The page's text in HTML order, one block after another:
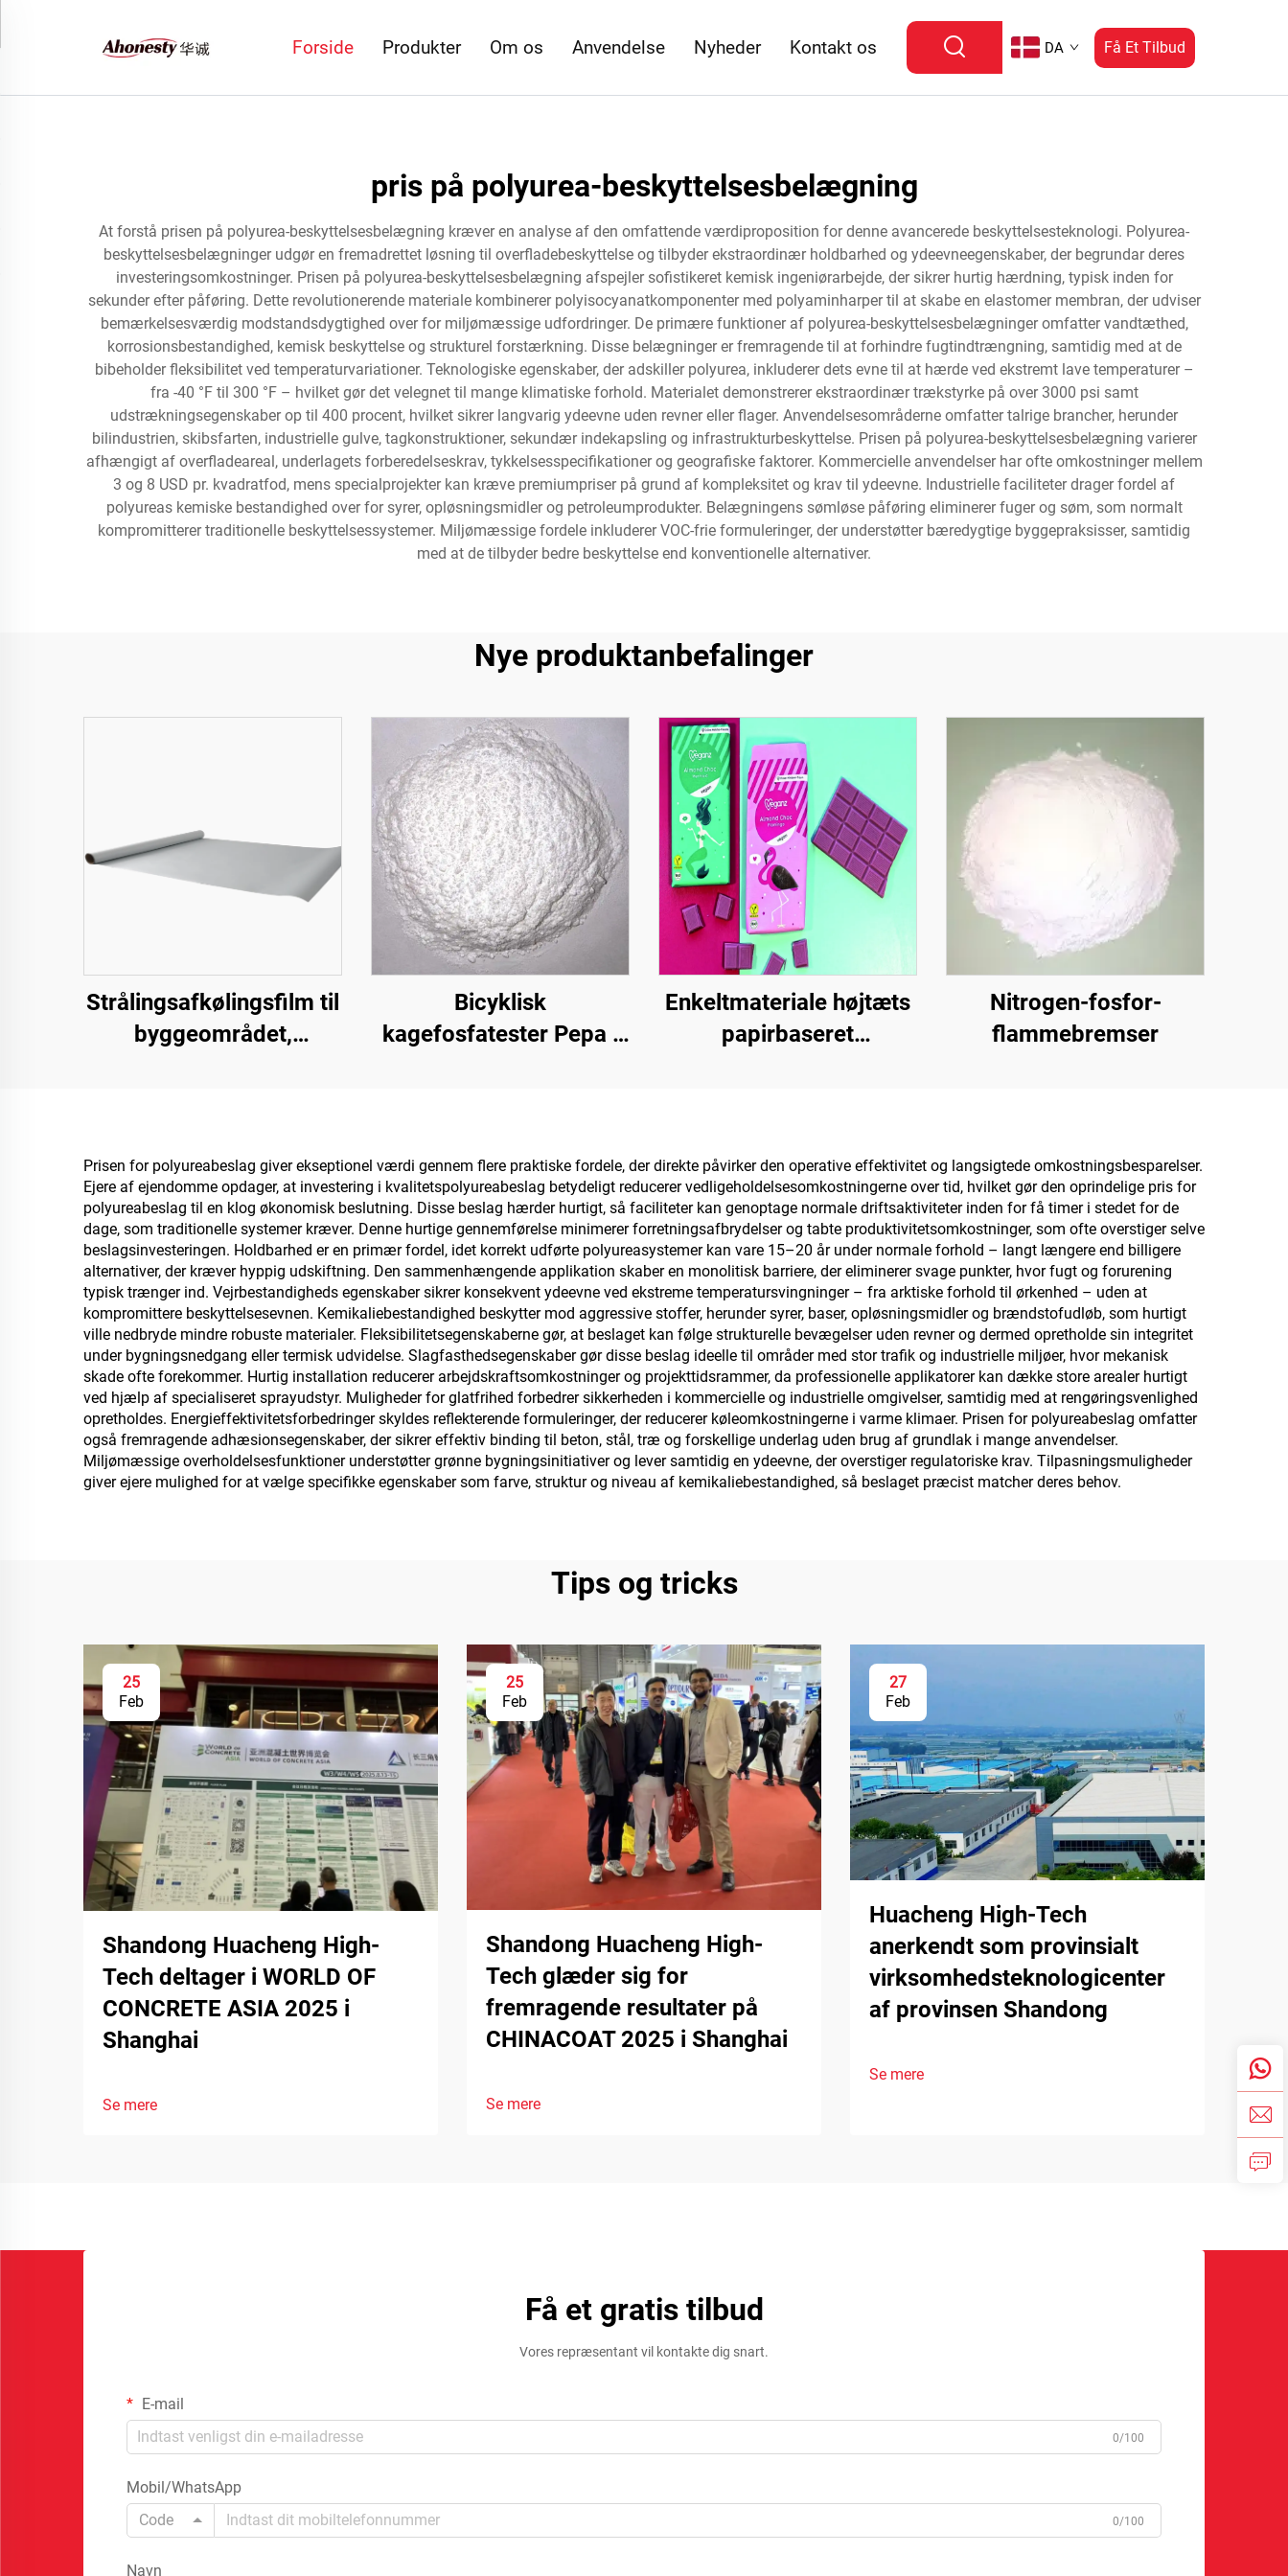
Forside Produkter Om os Anvendelse Nyheder Kontakt os DA Få Et Tilbud
pris på polyurea-beskyttelsesbelægning
At forstå prisen på polyurea-beskyttelsesbelægning kræver en analyse af den omfattende værdiproposition for denne avancerede beskyttelsesteknologi. Polyurea-
beskyttelsesbelægninger udgør en fremadrettet løsning til overfladebeskyttelse og tilbyder ekstraordinær holdbarhed og ydeevneegenskaber, der begrundar deres
investeringsomkostninger. Prisen på polyurea-beskyttelsesbelægning afspejler sofistikeret kemisk ingeniørarbejde, der sikrer hurtig hærdning, typisk inden for
sekunder efter påføring. Dette revolutionerende materiale kombinerer polyisocyanatkomponenter med polyaminharper til at skabe en elastomer membran, der udviser
bemærkelsesværdig modstandsdygtighed over for miljømæssige udfordringer. De primære funktioner af polyurea-beskyttelsesbelægninger omfatter vandtæthed,
korrosionsbestandighed, kemisk beskyttelse og strukturel forstærkning. Disse belægninger er fremragende til at forhindre fugtindtrængning, samtidig med at de
bibeholder fleksibilitet ved temperaturvariationer. Teknologiske egenskaber, der adskiller polyurea, inkluderer dets evne til at hærde ved ekstremt lave temperaturer –
fra -40 °F til 300 °F – hvilket gør det velegnet til mange klimatiske forhold. Materialet demonstrerer ekstraordinær trækstyrke på over 3000 psi samt
udstrækningsegenskaber op til 400 procent, hvilket sikrer langvarig ydeevne uden revner eller flager. Anvendelsesområderne omfatter talrige brancher, herunder
bilindustrien, skibsfarten, industrielle gulve, tagkonstruktioner, sekundær indekapsling og infrastrukturbeskyttelse. Prisen på polyurea-beskyttelsesbelægning varierer
afhængigt af overfladeareal, underlagets forberedelseskrav, tykkelsesspecifikationer og geografiske faktorer. Kommercielle anvendelser har ofte omkostninger mellem
3 og 8 USD pr. kvadratfod, mens specialprojekter kan kræve premiumpriser på grund af kompleksitet og krav til ydeevne. Industrielle faciliteter drager fordel af
polyureas kemiske bestandighed over for syrer, opløsningsmidler og petroleumprodukter. Belægningens sømløse påføring eliminerer fuger og søm, som normalt
kompromitterer traditionelle beskyttelsessystemer. Miljømæssige fordele inkluderer VOC-frie formuleringer, der understøtter bæredygtige byggepraksisser, samtidig
med at de tilbyder bedre beskyttelse end konventionelle alternativer.
Nye produktanbefalinger
Strålingsafkølingsfilm til
byggeområdet,
olietanke, korndepoter,
transport- og udendørs
faciliteter samt nye
livsstilsanvendelser
Bicyklisk
kagefosfatester Pepa |
Enkeltmateriale højtæts
papirbaseret
kaffe, nødder,
chokolade, bagværk og
krydderier
Nitrogen-fosfor-
flammebremser
Prisen for polyureabeslag giver ekseptionel værdi gennem flere praktiske fordele, der direkte påvirker den operative effektivitet og langsigtede omkostningsbesparelser.
Ejere af ejendomme opdager, at investering i kvalitetspolyureabeslag betydeligt reducerer vedligeholdelsesomkostningerne over tid, hvilket gør den oprindelige pris for
polyureabeslag til en klog økonomisk beslutning. Disse beslag hærder hurtigt, så faciliteter kan genoptage normale driftsaktiviteter inden for få timer i stedet for de
dage, som traditionelle systemer kræver. Denne hurtige gennemførelse minimerer forretningsafbrydelser og tabte produktivitetsomkostninger, som ofte overstiger selve
beslagsinvesteringen. Holdbarhed er en primær fordel, idet korrekt udførte polyureasystemer kan vare 15–20 år under normale forhold – langt længere end billigere
alternativer, der kræver hyppig udskiftning. Den sammenhængende applikation skaber en monolitisk barriere, der eliminerer svage punkter, hvor fugt og forurening
typisk trænger ind. Vejrbestandigheds egenskaber sikrer konsekvent ydeevne ved ekstreme temperatursvingninger – fra arktiske forhold til ørkenhed – uden at
kompromittere beskyttelsesevnen. Kemikaliebestandighed beskytter mod aggressive stoffer, herunder syrer, baser, opløsningsmidler og brændstofudløb, som hurtigt
ville nedbryde mindre robuste materialer. Fleksibilitetsegenskaberne gør, at beslaget kan følge strukturelle bevægelser uden revner og dermed opretholde sin integritet
under bygningsnedgang eller termisk udvidelse. Slagfasthedsegenskaber gør disse beslag ideelle til områder med stor trafik og industrielle miljøer, hvor mekanisk
skade ofte forekommer. Hurtig installation reducerer arbejdskraftsomkostninger og projekttidsrammer, da professionelle applikatorer kan dække store arealer hurtigt
ved hjælp af specialiseret sprayudstyr. Muligheder for glatfrihed forbedrer sikkerheden i kommercielle og industrielle omgivelser, samtidig med at rengøringsvenlighed
opretholdes. Energieffektivitetsforbedringer skyldes reflekterende formuleringer, der reducerer køleomkostningerne i varme klimaer. Prisen for polyureabeslag omfatter
også fremragende adhæsionsegenskaber, der sikrer effektiv binding til beton, stål, træ og forskellige underlag uden brug af grundlak i mange anvendelser.
Miljømæssige overholdelsesfunktioner understøtter grønne bygningsinitiativer og lever samtidig en ydeevne, der overstiger regulatoriske krav. Tilpasningsmuligheder
giver ejere mulighed for at vælge specifikke egenskaber som farve, struktur og niveau af kemikaliebestandighed, så beslaget præcist matcher deres behov.
Tips og tricks
25
Feb
Shandong Huacheng High-
Tech deltager i WORLD OF
CONCRETE ASIA 2025 i
Shanghai
Se mere
25
Feb
Shandong Huacheng High-
Tech glæder sig for
fremragende resultater på
CHINACOAT 2025 i Shanghai
Se mere
27
Feb
Huacheng High-Tech
anerkendt som provinsialt
virksomhedsteknologicenter
af provinsen Shandong
Se mere
Få et gratis tilbud
Vores repræsentant vil kontakte dig snart.
E-mail
0/100
Mobil/WhatsApp
Code
0/100
Navn